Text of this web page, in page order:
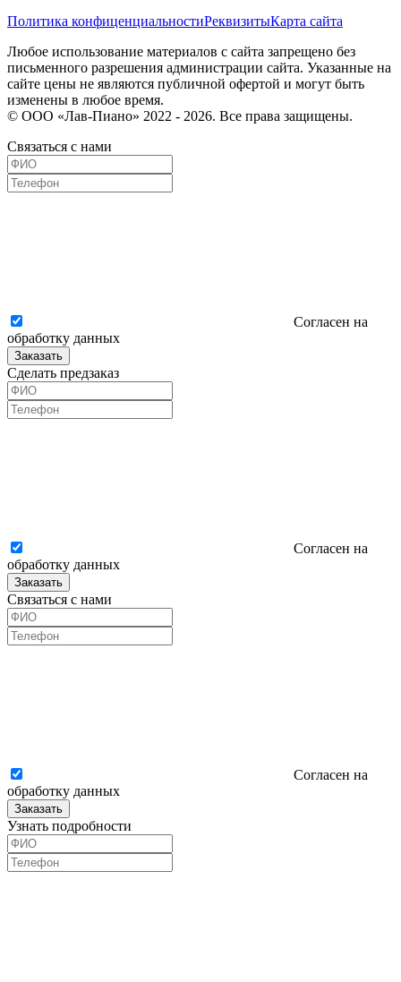
Политика конфиценциальностиРеквизитыКарта сайта
Любое использование материалов с сайта запрещено без
письменного разрешения администрации сайта. Указанные на
сайте цены не являются публичной офертой и могут быть
изменены в любое время.
© ООО «Лав-Пиано» 2022 - 2026. Все права защищены.
Связаться с нами
Согласен на
обработку данных
Заказать
Сделать предзаказ
Согласен на
обработку данных
Заказать
Связаться с нами
Согласен на
обработку данных
Заказать
Узнать подробности